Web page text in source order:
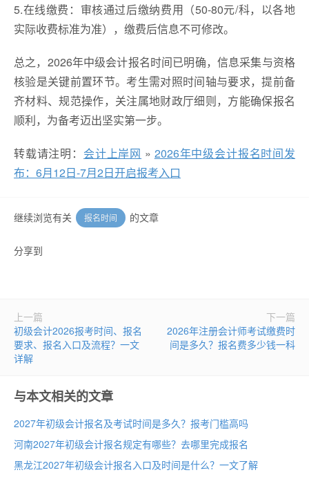
5.在线缴费：审核通过后缴纳费用（50-80元/科，以各地
实际收费标准为准），缴费后信息不可修改。
总之，2026年中级会计报名时间已明确，信息采集与资格
核验是关键前置环节。考生需对照时间轴与要求，提前备
齐材料、规范操作，关注属地财政厅细则，方能确保报名
顺利，为备考迈出坚实第一步。
转载请注明： 会计上岸网 » 2026年中级会计报名时间发
布：6月12日-7月2日开启报考入口
继续浏览有关 报名时间 的文章
分享到
上一篇
初级会计2026报考时间、报名
要求、报名入口及流程？一文
详解
下一篇
2026年注册会计师考试缴费时
间是多久？报名费多少钱一科
与本文相关的文章
2027年初级会计报名及考试时间是多久？报考门槛高吗
河南2027年初级会计报名规定有哪些？去哪里完成报名
黑龙江2027年初级会计报名入口及时间是什么？一文了解